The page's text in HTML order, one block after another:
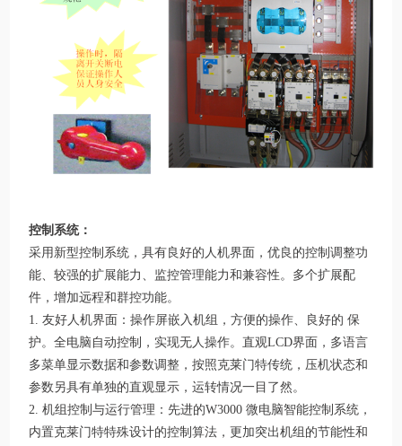
控制系统：
采用新型控制系统，具有良好的人机界面，优良的控制调整功
能、较强的扩展能力、监控管理能力和兼容性。多个扩展配
件，增加远程和群控功能。
1. 友好人机界面：操作屏嵌入机组，方便的操作、良好的 保
护。全电脑自动控制，实现无人操作。直观LCD界面，多语言
多菜单显示数据和参数调整，按照克莱门特传统，压机状态和
参数另具有单独的直观显示，运转情况一目了然。
2. 机组控制与运行管理：先进的W3000 微电脑智能控制系统，
内置克莱门特特殊设计的控制算法，更加突出机组的节能性和